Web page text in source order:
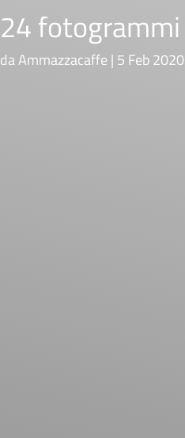
24 fotogrammi
daAmmazzacaffe 5 Feb 2020